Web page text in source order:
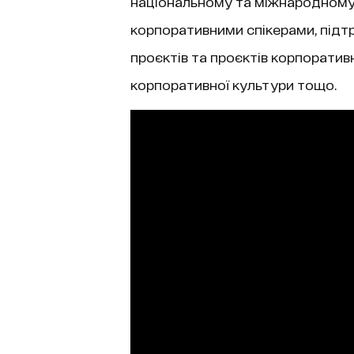
корпоративними спікерами,
проєктів та проєктів
корпоративної культури тощо.